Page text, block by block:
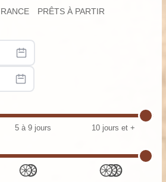
PRÊTS À PARTIR
5 à 9 jours 10 jours et +